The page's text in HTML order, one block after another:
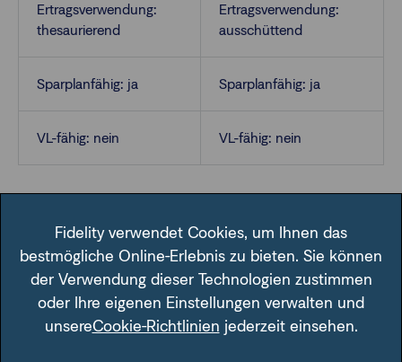
Ertragsverwendung:
thesaurierend
Ertragsverwendung:
ausschüttend
Sparplanfähig: ja Sparplanfähig: ja
VL-fähig: nein VL-fähig: nein
Im Fondsfinder der FFB unter der angegebenen ISIN.
Fidelity verwendet Cookies, um Ihnen das
bestmögliche Online-Erlebnis zu bieten. Sie können
der Verwendung dieser Technologien zustimmen
oder Ihre eigenen Einstellungen verwalten und
unsereCookie-Richtlinien jederzeit einsehen.